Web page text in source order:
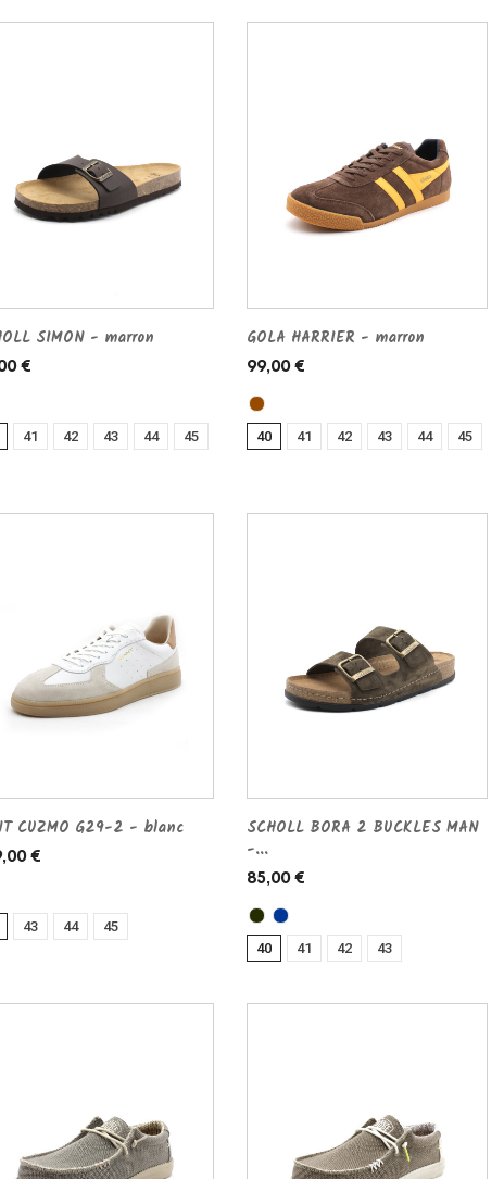
SIMON - marron
€
41 42 43 44 45
GOLA HARRIER - marron
99,00 €
40 41 42 43 44 45
CUZMO G29-2 - blanc
€
43 44 45
SCHOLL BORA 2 BUCKLES MAN
-...
85,00 €
40 41 42 43